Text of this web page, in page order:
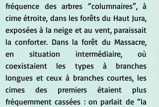
fréquence des arbres “columnaires”, à
cime étroite, dans les forêts du Haut Jura,
exposées à la neige et au vent, paraissait
la conforter. Dans la forêt du Massacre,
en situation intermédiaire, où
coexistaient les types à branches
longues et ceux à branches courtes, les
cimes des premiers étaient plus
fréquemment cassées : on parlait de “la